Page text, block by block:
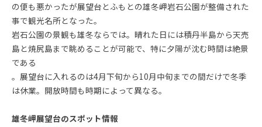
の便も悪かったが展望台とふもとの雄冬岬岩石公園が整備された
事で観光名所となった。
岩石公園の景観も雄冬ならでは。晴れた日には積丹半島から天売
島と焼尻島まで眺めることが可能で、特に夕陽が沈む時間は絶景
である
。展望台に入れるのは4月下旬から10月中旬までの間だけで冬季
は休業。開放時間も時期によって異なる。
雄冬岬展望台のスポット情報